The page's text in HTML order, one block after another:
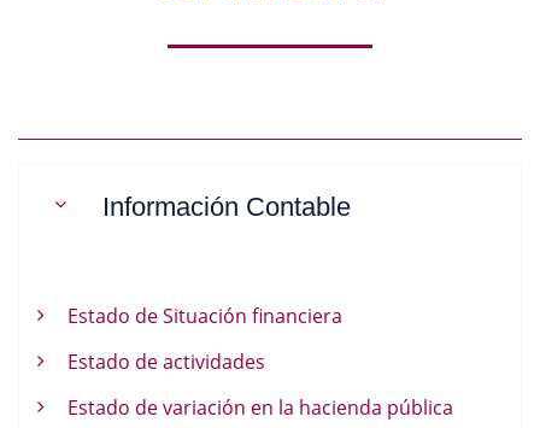
Información Contable
Estado de Situación financiera
Estado de actividades
Estado de variación en la hacienda pública